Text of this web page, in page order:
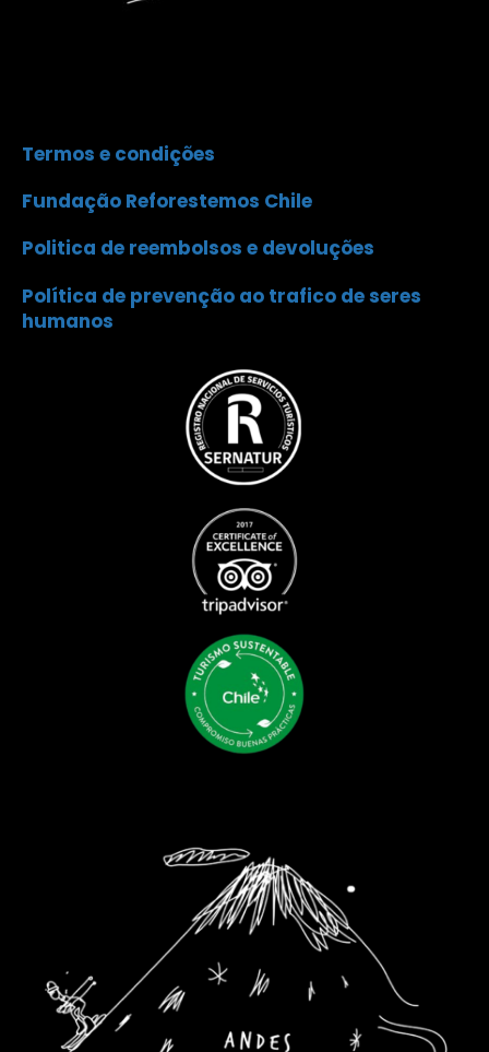
Termos e condições
Fundação Reforestemos Chile
Politica de reembolsos e devoluções
Política de prevenção ao trafico de seres
humanos